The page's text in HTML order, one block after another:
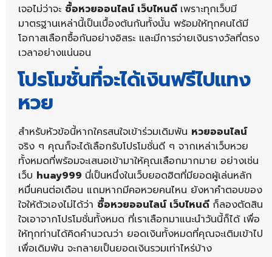
เจอไม่ว่าจะ ซื้อหวยออนไลน์ เว็บไหนดี เพราะทุกเว็บมี
มาตรฐานเหล่านี้เป็นเบื้องต้นกันทั้งนั้น พร้อมให้ทุกคนได้มี
โอกาสเลือกซื้อกันอย่างอิสระ และมีการจ่ายเงินรางวัลที่ตรง
เวลาอย่างแน่นอน
โปรโมชั่นที่จะได้เงินฟรีไปแทง
หวย
สำหรับหัวข้อนี้หากใครสนใจเข้าร่วมเดิมพัน หวยออนไลน์
จริง ๆ คุณก็จะได้เลือกรับโปรโมชั่นดี ๆ จากเหล่าเว็บหวย
ทั้งหมดที่พร้อมจะเสนอเข้ามาให้คุณเลือกมากมาย อย่างเช่น
เว็บ huay999 นี่เป็นหนึ่งในเว็บยอดฮิตที่มียอดผู้เล่นหลัก
หมื่นคนต่อเดือน แถมหากมีคอหวยคนไหน ยังหาคำตอบของ
ใจให้ตัวเองไม่ได้ว่า ซื้อหวยออนไลน์ เว็บไหนดี ก็ลองตัดสิน
ใจเอาจากโปรโมชั่นทั้งหมด ที่เราเลือกมาแนะนำวันนี้ก็ได้ เพื่อ
ให้ทุกท่านได้คิดคำนวณว่า ยอดเงินทั้งหมดที่คุณจะเติมเข้าไป
เพื่อเดิมพัน จะกลายเป็นยอดเงินรวมเท่าไหร่บ้าง